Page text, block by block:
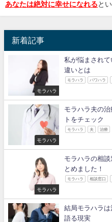
あなたは絶対に幸せになれる と
新着記事
モラハラ
私が悩まされ
違いとは
モラハラ パワハラ
モラハラ
モラハラ夫の
トをチェック
モラハラ 夫 治療
モラハラ
モラハラの相
とめました！
モラハラ 相談窓口
結局モラハラ
語る現実